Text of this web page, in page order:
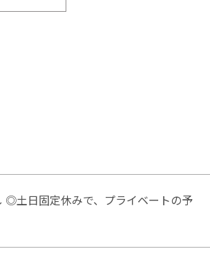
土日固定休みで、プライベートの予